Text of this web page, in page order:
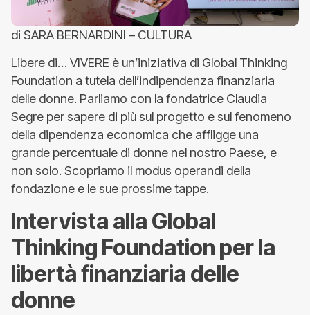
di SARA BERNARDINI – CULTURA
Libere di… VIVERE è un’iniziativa di Global Thinking
Foundation a tutela dell’indipendenza finanziaria
delle donne. Parliamo con la fondatrice Claudia
Segre per sapere di più sul progetto e sul fenomeno
della dipendenza economica che affligge una
grande percentuale di donne nel nostro Paese, e
non solo. Scopriamo il modus operandi della
fondazione e le sue prossime tappe.
Intervista alla Global
Thinking Foundation per la
libertà finanziaria delle
donne